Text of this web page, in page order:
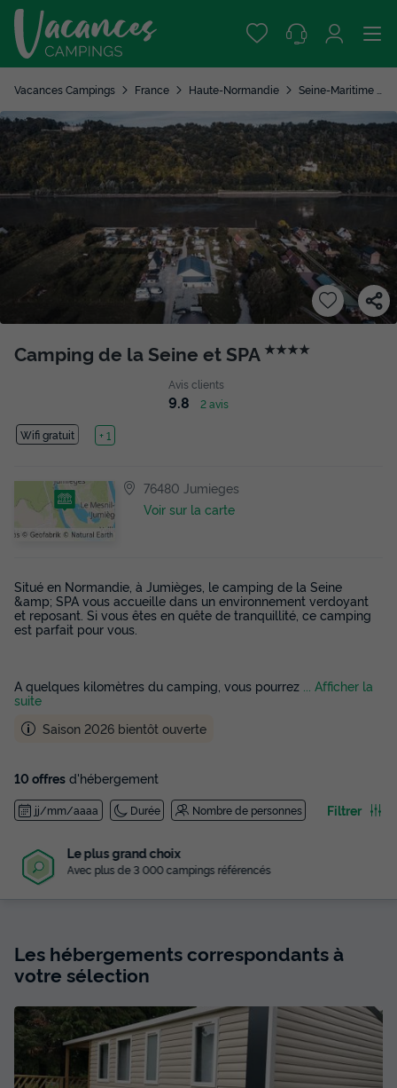
Vacances Campings France Haute-Normandie Seine-Maritime
Camping de la Seine et SPA ★★★★
Avis clients
9.8 2 avis
Wifi gratuit Lac
+ 1
76480 Jumieges
Voir sur la carte
Situé en Normandie, à Jumièges, le camping de la Seine
&amp; SPA vous accueille dans un environnement verdoyant
et reposant. Si vous êtes en quête de tranquillité, ce camping
est parfait pour vous.
A quelques kilomètres du camping, vous pourrez
... Afficher la
suite
Saison 2026 bientôt ouverte
10 offres d'hébergement
jj/mm/aaaa Durée Nombre de personnes Filtrer
Le plus grand choix
Avec plus de 3 000 campings référencés
Les hébergements correspondants à
votre sélection